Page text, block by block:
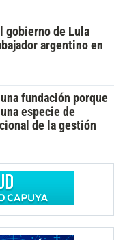
gobierno de Lula
argentino en
fundación porque
especie de
de la gestión